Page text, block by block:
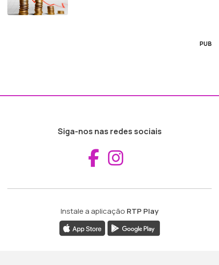
PUB
Siga-nos nas redes sociais
Aceder ao
Instale a aplicação RTP Play